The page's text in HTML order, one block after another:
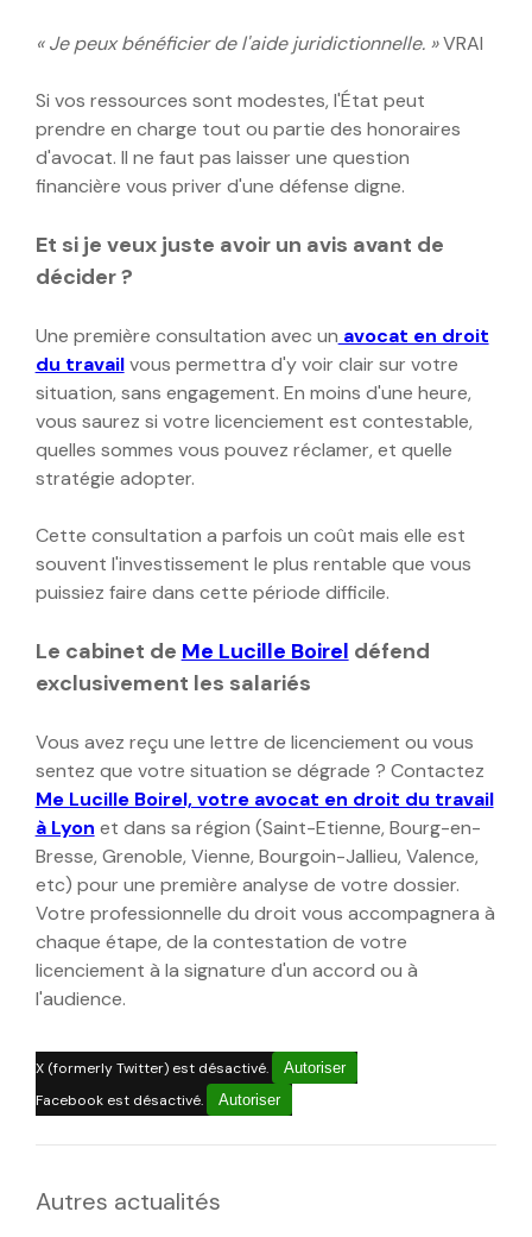
« Je peux bénéficier de l'aide juridictionnelle. »VRAI
Si vos ressources sont modestes, l'État peut
prendre en charge tout ou partie des honoraires
d'avocat. Il ne faut pas laisser une question
financière vous priver d'une défense digne.
Et si je veux juste avoir un avis avant de
décider ?
Une première consultation avec un avocat en droit
du travailvous permettra d'y voir clair sur votre
situation, sans engagement. En moins d'une heure,
vous saurez si votre licenciement est contestable,
quelles sommes vous pouvez réclamer, et quelle
stratégie adopter.
Cette consultation a parfois un coût mais elle est
souvent l'investissement le plus rentable que vous
puissiez faire dans cette période difficile.
Le cabinet de Me Lucille Boirel défend
exclusivement les salariés
Vous avez reçu une lettre de licenciement ou vous
sentez que votre situation se dégrade ? Contactez
Me Lucille Boirel, votre avocat en droit du travail
à Lyon et dans sa région (Saint-Etienne, Bourg-en-
Bresse, Grenoble, Vienne, Bourgoin-Jallieu, Valence,
etc) pour une première analyse de votre dossier.
Votre professionnelle du droit vous accompagnera à
chaque étape, de la contestation de votre
licenciement à la signature d'un accord ou à
l'audience.
X (formerly Twitter) est désactivé. Autoriser
Facebook est désactivé. Autoriser
Autres actualités